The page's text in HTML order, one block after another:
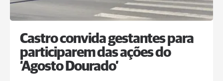
Castro convida gestantes para
participarem das ações do
‘Agosto Dourado’